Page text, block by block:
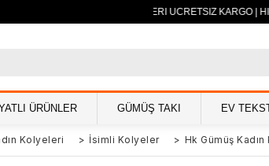
500 TL VE ÜZERİ ÜCRETSİZ KARGO |
ÜRÜNLER GÜMÜŞ TAKI EV
Kolyeleri > İsimli Kolyeler > Hk Gümüş